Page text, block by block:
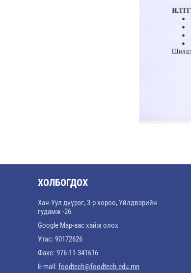
ХОЛБОГДОХ
Хан-Уул дүүрэг, 3-р хороо, Үйлдвэрийн
гудамж -26
Google Map-аас хайж олох
Утас: 90172626
Факс: 976-11-341616
E-mail: foodtech@foodtech.edu.mn